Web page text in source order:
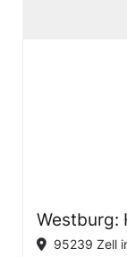
Westburg:
95239 Zell